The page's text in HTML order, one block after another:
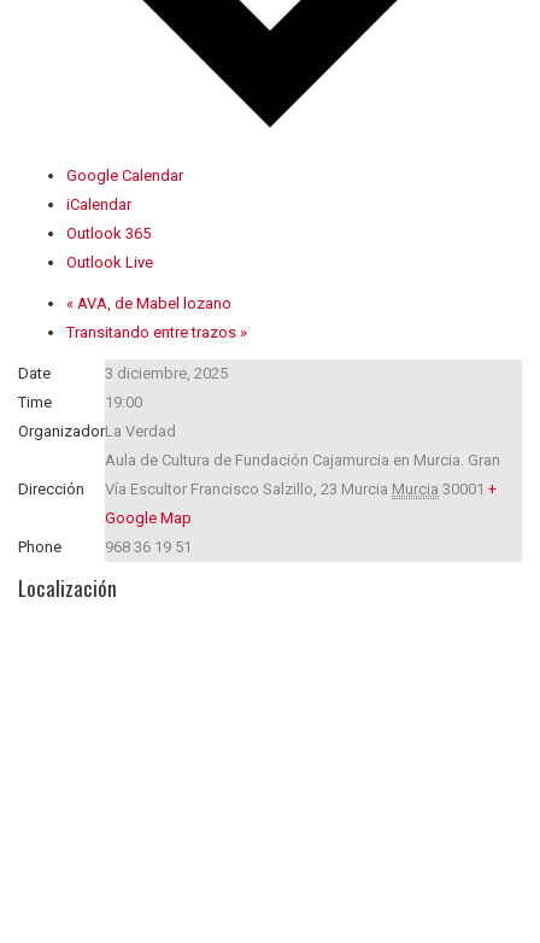
Google Calendar
iCalendar
Outlook 365
Outlook Live
« AVA, de Mabel lozano
Transitando entre trazos »
Date
3 diciembre, 2025
Time
19:00
OrganizadorLa Verdad
Dirección
Aula de Cultura de Fundación Cajamurcia en Murcia. Gran
Vía Escultor Francisco Salzillo, 23 Murcia Murcia 30001 +
Google Map
Phone
968 36 19 51
Localización